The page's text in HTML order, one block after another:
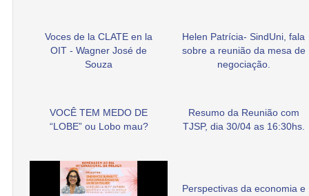
Voces de la CLATE en la
OIT - Wagner José de
Souza
Helen Patrícia- SindUni, fala
sobre a reunião da mesa de
negociação.
VOCÊ TEM MEDO DE
“LOBE” ou Lobo mau?
Resumo da Reunião com
TJSP, dia 30/04 as 16:30hs.
Perspectivas da economia e